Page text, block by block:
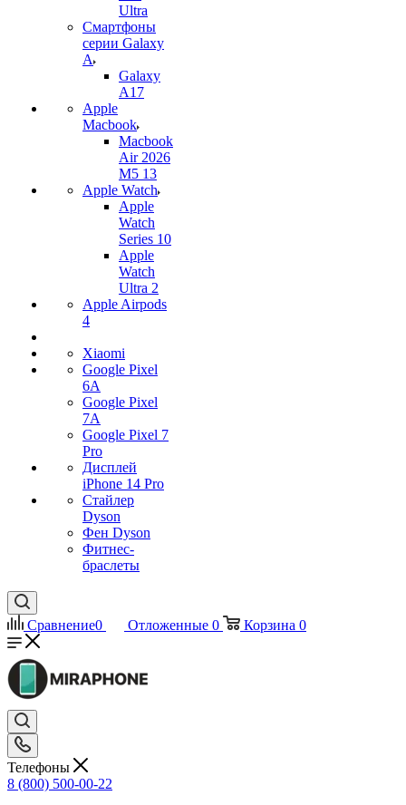
Ultra
Смартфоны
серии Galaxy
A
Galaxy
A17
Apple
Macbook
Macbook
Air 2026
M5 13
Apple Watch
Apple
Watch
Series 10
Apple
Watch
Ultra 2
Apple Airpods
4
Xiaomi
Google Pixel
6A
Google Pixel
7А
Google Pixel 7
Pro
Дисплей
iPhone 14 Pro
Стайлер
Dyson
Фен Dyson
Фитнес-
браслеты
Сравнение0 Отложенные 0 Корзина 0
Телефоны
8 (800) 500-00-22